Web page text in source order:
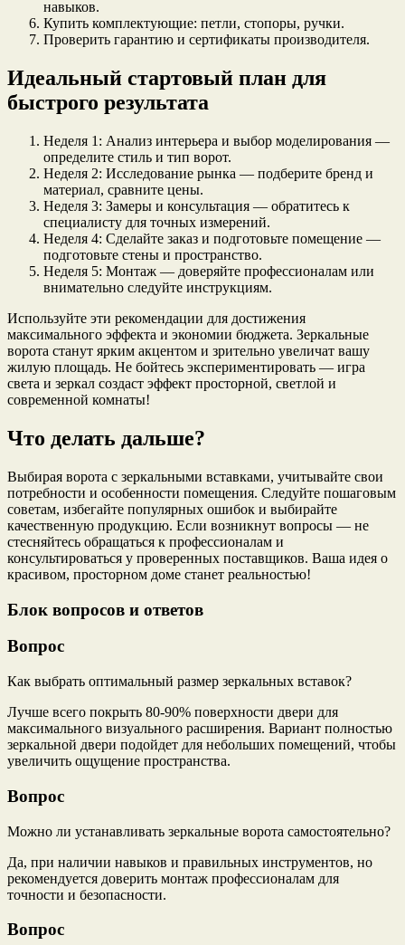
навыков.
Купить комплектующие: петли, стопоры, ручки.
Проверить гарантию и сертификаты производителя.
Идеальный стартовый план для
быстрого результата
Неделя 1: Анализ интерьера и выбор моделирования —
определите стиль и тип ворот.
Неделя 2: Исследование рынка — подберите бренд и
материал, сравните цены.
Неделя 3: Замеры и консультация — обратитесь к
специалисту для точных измерений.
Неделя 4: Сделайте заказ и подготовьте помещение —
подготовьте стены и пространство.
Неделя 5: Монтаж — доверяйте профессионалам или
внимательно следуйте инструкциям.
Используйте эти рекомендации для достижения
максимального эффекта и экономии бюджета. Зеркальные
ворота станут ярким акцентом и зрительно увеличат вашу
жилую площадь. Не бойтесь экспериментировать — игра
света и зеркал создаст эффект просторной, светлой и
современной комнаты!
Что делать дальше?
Выбирая ворота с зеркальными вставками, учитывайте свои
потребности и особенности помещения. Следуйте пошаговым
советам, избегайте популярных ошибок и выбирайте
качественную продукцию. Если возникнут вопросы — не
стесняйтесь обращаться к профессионалам и
консультироваться у проверенных поставщиков. Ваша идея о
красивом, просторном доме станет реальностью!
Блок вопросов и ответов
Вопрос
Как выбрать оптимальный размер зеркальных вставок?
Лучше всего покрыть 80-90% поверхности двери для
максимального визуального расширения. Вариант полностью
зеркальной двери подойдет для небольших помещений, чтобы
увеличить ощущение пространства.
Вопрос
Можно ли устанавливать зеркальные ворота самостоятельно?
Да, при наличии навыков и правильных инструментов, но
рекомендуется доверить монтаж профессионалам для
точности и безопасности.
Вопрос